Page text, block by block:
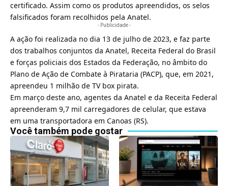
certificado. Assim como os produtos apreendidos, os selos
falsificados foram recolhidos pela Anatel.
- Publicidade -
A ação foi realizada no dia 13 de julho de 2023, e faz parte
dos trabalhos conjuntos da Anatel, Receita Federal do Brasil
e forças policiais dos Estados da Federação, no âmbito do
Plano de Ação de Combate à Pirataria (PACP), que, em 2021,
apreendeu 1 milhão de TV box pirata.
Em março deste ano, agentes da Anatel e da Receita Federal
apreenderam 9,7 mil carregadores de celular, que estava
em uma transportadora em Canoas (RS).
Você também pode gostar